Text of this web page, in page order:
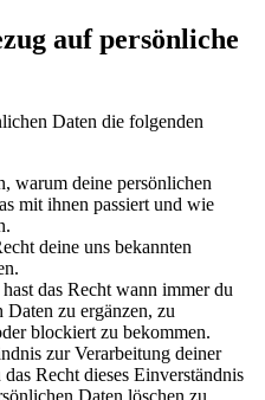
auf persönliche
Daten die folgenden
warum deine persönlichen
mit ihnen passiert und wie
deine uns bekannten
das Recht wann immer du
zu ergänzen, zu
blockiert zu bekommen.
zur Verarbeitung deiner
Recht dieses Einverständnis
Daten löschen zu